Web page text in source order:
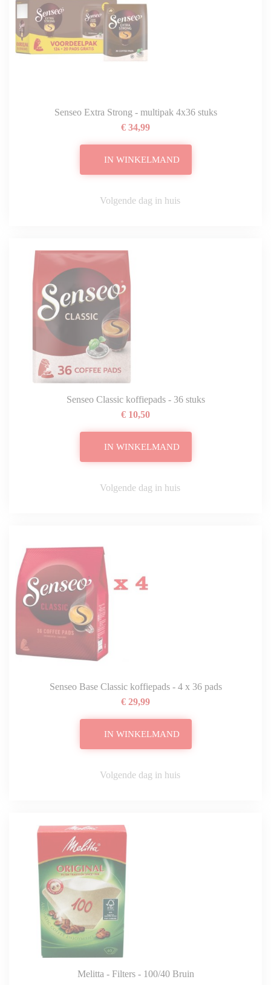
Senseo Extra Strong - multipak 4x36 stuks
€ 34,99
IN WINKELMAND
Volgende dag in huis
Senseo Classic koffiepads - 36 stuks
€ 10,50
IN WINKELMAND
Volgende dag in huis
Senseo Base Classic koffiepads - 4 x 36 pads
€ 29,99
IN WINKELMAND
Volgende dag in huis
Melitta - Filters - 100/40 Bruin